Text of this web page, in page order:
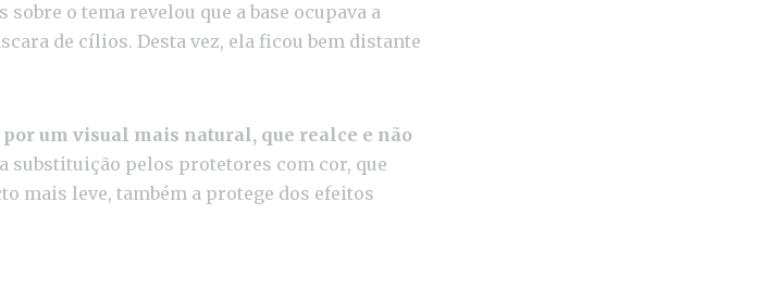
o tema revelou que a base ocupava a
de cílios. Desta vez, ela ficou bem distante
um visual mais natural, que realce e não
substituição pelos protetores com cor, que
mais leve, também a protege dos efeitos